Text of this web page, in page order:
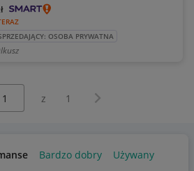
OSOBA PRYWATNA
z 1 Następna strona
Bardzo dobry Używany